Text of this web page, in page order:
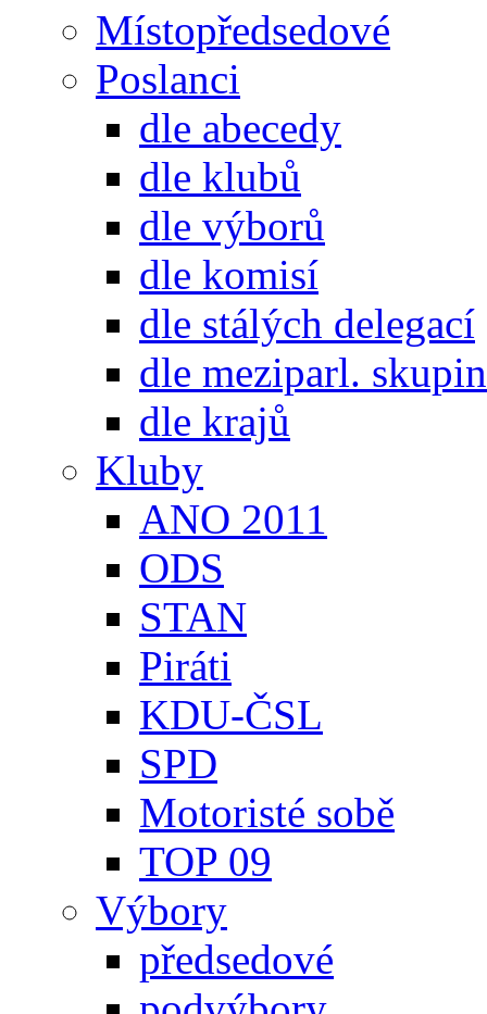
Místopředsedové
Poslanci
dle abecedy
dle klubů
dle výborů
dle komisí
dle stálých delegací
dle meziparl. skupin
dle krajů
Kluby
ANO 2011
ODS
STAN
Piráti
KDU-ČSL
SPD
Motoristé sobě
TOP 09
Výbory
předsedové